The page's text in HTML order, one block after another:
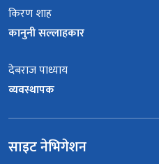
किरण शाह
कानुनी सल्लाहकार
देबराज पाध्याय
व्यवस्थापक
साइट नेभिगेशन